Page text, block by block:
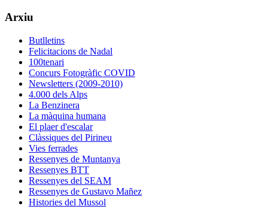
Arxiu
Butlletins
Felicitacions de Nadal
100tenari
Concurs Fotogràfic COVID
Newsletters (2009-2010)
4.000 dels Alps
La Benzinera
La màquina humana
El plaer d'escalar
Clàssiques del Pirineu
Vies ferrades
Ressenyes de Muntanya
Ressenyes BTT
Ressenyes del SEAM
Ressenyes de Gustavo Mañez
Histories del Mussol